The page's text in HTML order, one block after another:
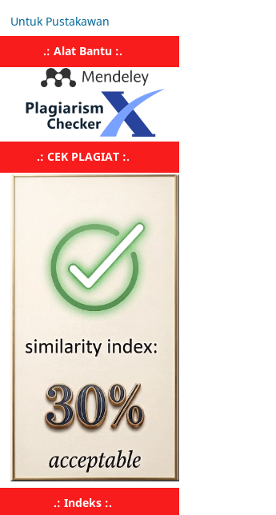
Untuk Pustakawan
.: Alat Bantu :.
.: CEK PLAGIAT :.
.: Indeks :.